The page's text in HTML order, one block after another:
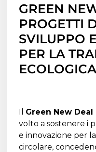
GREEN
PROGETTI
SVILUPPO
PER LA
Il Green New
volto a sostenere i
e innovazione per
circolare,